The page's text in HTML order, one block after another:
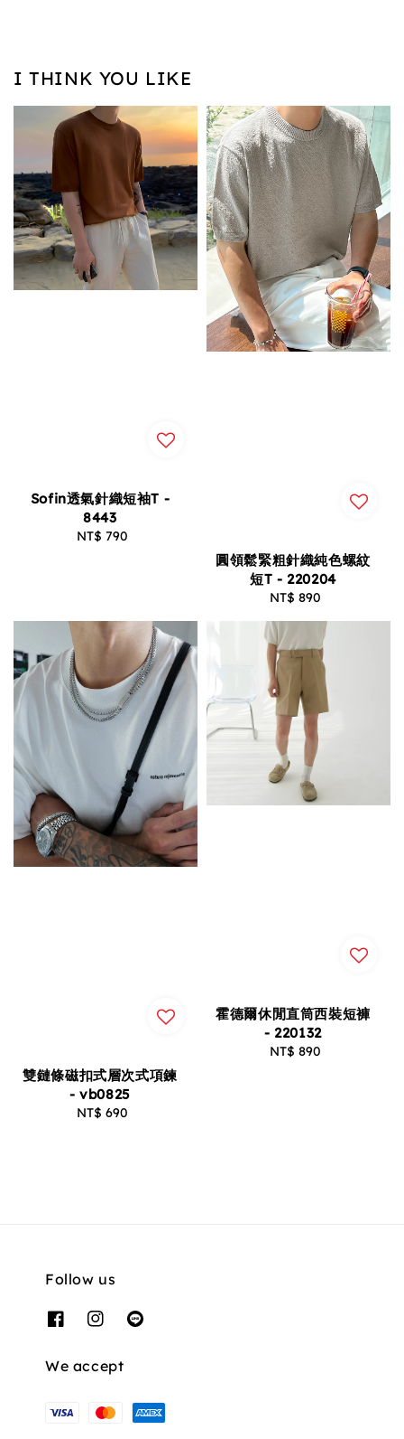
I THINK YOU LIKE
Sofin透氣針織短袖T -
8443
Regular
NT$ 790
圓領鬆緊粗針織純色螺紋
短T - 220204
Regular
NT$ 890
雙鏈條磁扣式層次式項鍊
- vb0825
Regular
NT$ 690
霍德爾休閒直筒西裝短褲
- 220132
Regular
NT$ 890
Follow us
We accept